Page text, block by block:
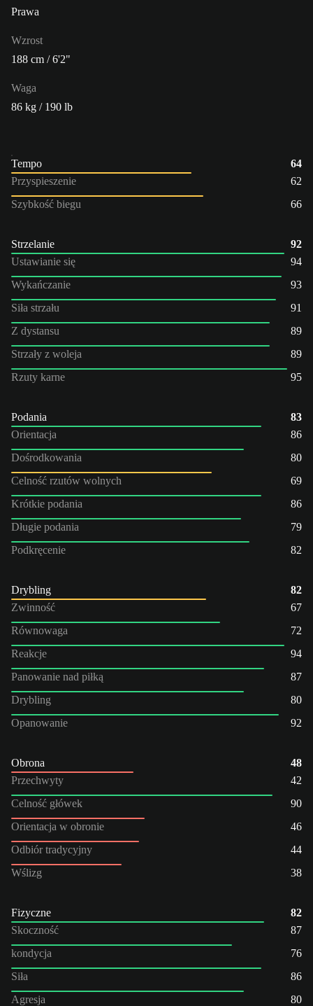
Prawa
Wzrost
188 cm / 6'2"
Waga
86 kg / 190 lb
Tempo
64
Przyspieszenie
62
Szybkość biegu
66
Strzelanie
92
Ustawianie się
94
Wykańczanie
93
Siła strzału
91
Z dystansu
89
Strzały z woleja
89
Rzuty karne
95
Podania
83
Orientacja
86
Dośrodkowania
80
Celność rzutów wolnych
69
Krótkie podania
86
Długie podania
79
Podkręcenie
82
Drybling
82
Zwinność
67
Równowaga
72
Reakcje
94
Panowanie nad piłką
87
Drybling
80
Opanowanie
92
Obrona
48
Przechwyty
42
Celność główek
90
Orientacja w obronie
46
Odbiór tradycyjny
44
Wślizg
38
Fizyczne
82
Skoczność
87
kondycja
76
Siła
86
Agresja
80